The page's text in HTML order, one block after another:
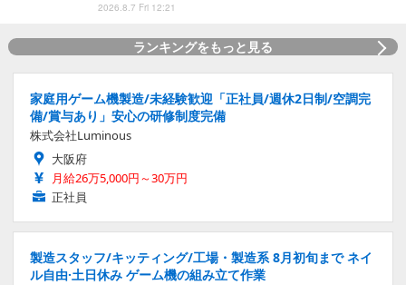
2026.8.7 Fri 12:21
ランキングをもっと見る
家庭用ゲーム機製造/未経験歓迎「正社員/週休2日制/空調完
備/賞与あり」安心の研修制度完備
株式会社Luminous
大阪府
月給26万5,000円～30万円
正社員
製造スタッフ/キッティング/工場・製造系 8月初旬まで ネイ
ル自由·土日休み ゲーム機の組み立て作業